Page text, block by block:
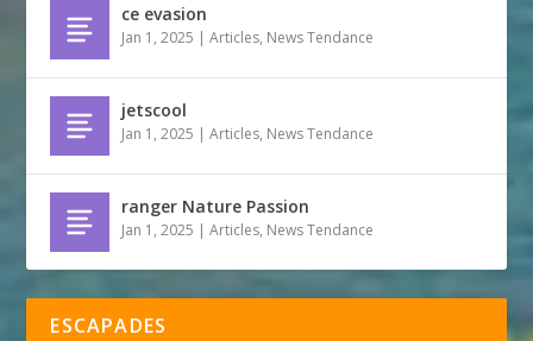
ce evasion
Jan 1, 2025 |Articles, News Tendance
jetscool
Jan 1, 2025 |Articles, News Tendance
ranger Nature Passion
Jan 1, 2025 |Articles, News Tendance
ESCAPADES